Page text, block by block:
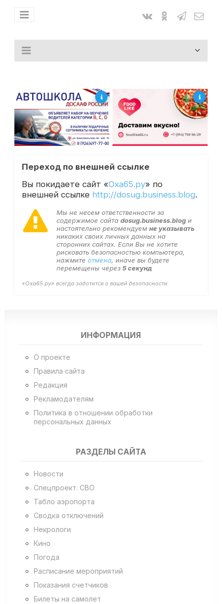
Переход по внешней ссылке
Вы покидаете сайт «Оха65.ру» по
внешней ссылке http://dosug.business.blog.
Мы не несем ответственности за
содержимое сайта dosug.business.blogи
настоятельно рекомендуем не указывать
никаких своих личных данных на
сторонних сайтах. Если Вы не хотите
рисковать безопасностью компьютера,
нажмите отмена, иначе вы будете
перемещены через 5секунд
«Оха65.ру» всегда заботится о вашей безопасности.
ИНФОРМАЦИЯ
О проекте
Правила сайта
Редакция
Рекламодателям
Политика в отношении обработки
персональных данных
РАЗДЕЛЫ САЙТА
Новости
Спецпроект. СВО
Табло аэропорта
Сводка отключений
Некрологи
Кино
Погода
Расписание мероприятий
Показания счетчиков
Билеты на самолет